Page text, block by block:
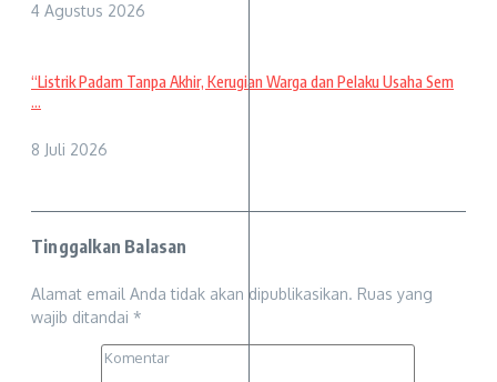
4 Agustus 2026
“Listrik Padam Tanpa Akhir, Kerugian Warga dan Pelaku Usaha Sem
...
8 Juli 2026
Tinggalkan Balasan
Alamat email Anda tidak akan dipublikasikan. Ruas yang
wajib ditandai *